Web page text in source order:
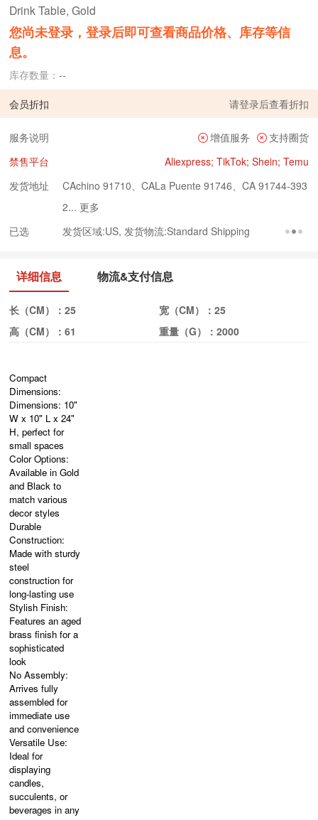
Drink Table, Gold
您尚未登录，登录后即可查看商品价格、库存等信
息。
库存数量：--
会员折扣 请登录后查看折扣
服务说明 增值服务
支持圈货
禁售平台
Aliexpress; TikTok; Shein; Temu
发货地址
CAchino 91710、CALa Puente 91746、CA 91744-393
2... 更多
已选
发货区域:US, 发货物流:Standard Shipping
详细信息 物流&支付信息
长（CM）：25 宽（CM）： 25
高（CM）：61 重量（G）： 2000
Compact
Dimensions:
Dimensions: 10"
W x 10" L x 24"
H, perfect for
small spaces
Color Options:
Available in Gold
and Black to
match various
decor styles
Durable
Construction:
Made with sturdy
steel
construction for
long-lasting use
Stylish Finish:
Features an aged
brass finish for a
sophisticated
look
No Assembly:
Arrives fully
assembled for
immediate use
and convenience
Versatile Use:
Ideal for
displaying
candles,
succulents, or
beverages in any